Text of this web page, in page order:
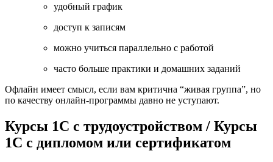
удобный график
доступ к записям
можно учиться параллельно с работой
часто больше практики и домашних заданий
Офлайн имеет смысл, если вам критична “живая группа”, но
по качеству онлайн-программы давно не уступают.
Курсы 1С с трудоустройством / Курсы
1С с дипломом или сертификатом